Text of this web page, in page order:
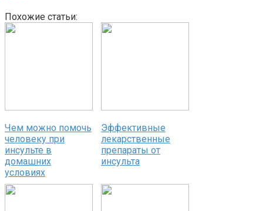
Похожие статьи:
Чем можно помочь
человеку при
инсульте в
домашних
условиях
Эффективные
лекарственные
препараты от
инсульта